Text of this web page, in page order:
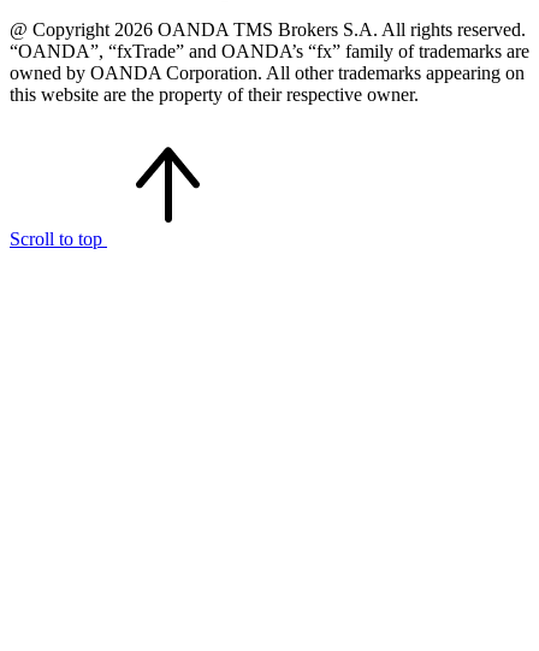
@ Copyright 2026 OANDA TMS Brokers S.A. All rights reserved.
“OANDA”, “fxTrade” and OANDA’s “fx” family of trademarks are
owned by OANDA Corporation. All other trademarks appearing on
this website are the property of their respective owner.
Scroll to top